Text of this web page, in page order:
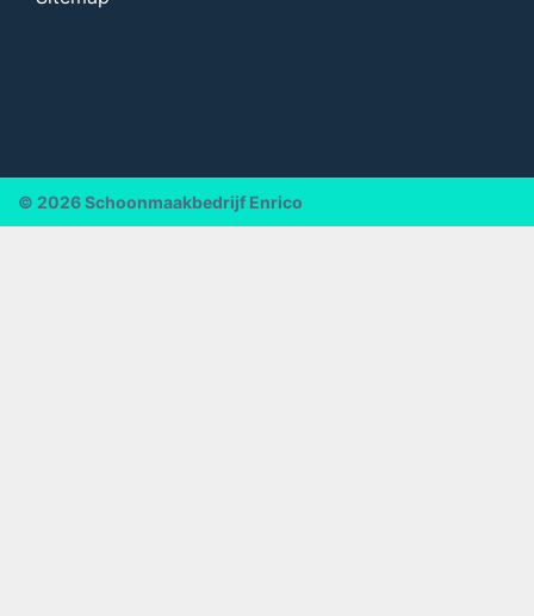
© 2026Schoonmaakbedrijf Enrico